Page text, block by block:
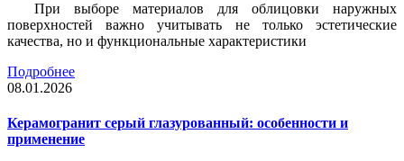
При выборе материалов для облицовки наружных
поверхностей важно учитывать не только эстетические
качества, но и функциональные характеристики
Подробнее
08.01.2026
Керамогранит серый глазурованный: особенности и
применение